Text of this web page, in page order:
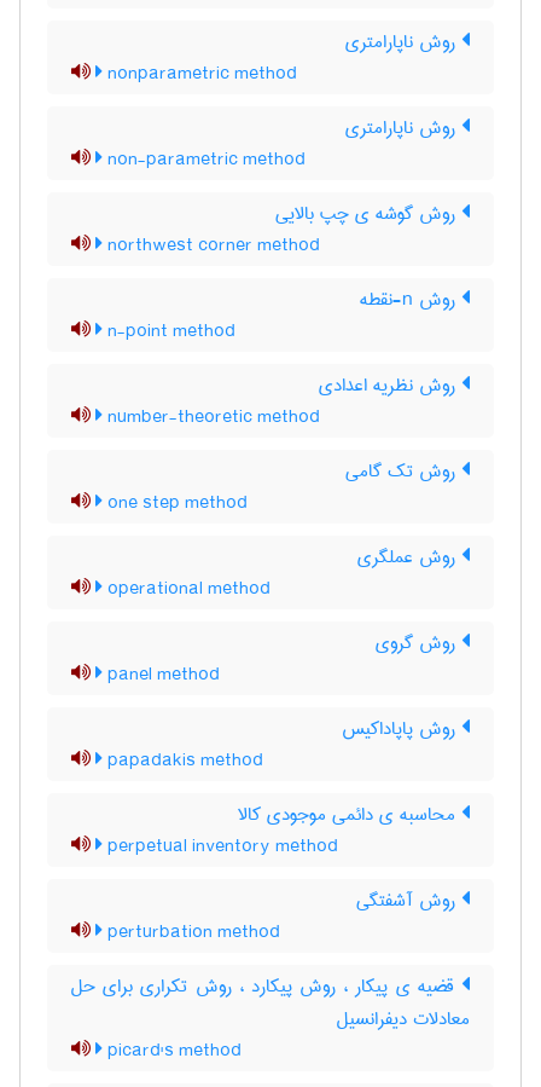
روش ناپارامتری
nonparametric method
روش ناپارامتری
non-parametric method
روش گوشه ی چپ بالایی
northwest corner method
روش n-نقطه
n-point method
روش نظریه اعدادی
number-theoretic method
روش تک گامی
one step method
روش عملگری
operational method
روش گروی
panel method
روش پاپاداکیس
papadakis method
محاسبه ی دائمی موجودی کالا
perpetual inventory method
روش آشفتگی
perturbation method
قضیه ی پیکار ، روش پیکارد ، روش تکراری برای حل
معادلات دیفرانسیل
picard's method